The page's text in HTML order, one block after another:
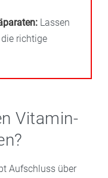
Lassen
richtige
Vitamin-
Aufschluss über